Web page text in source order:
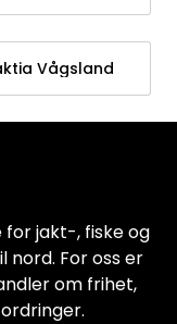
Vågsland
jakt-, fiske og
For oss er
om frihet,